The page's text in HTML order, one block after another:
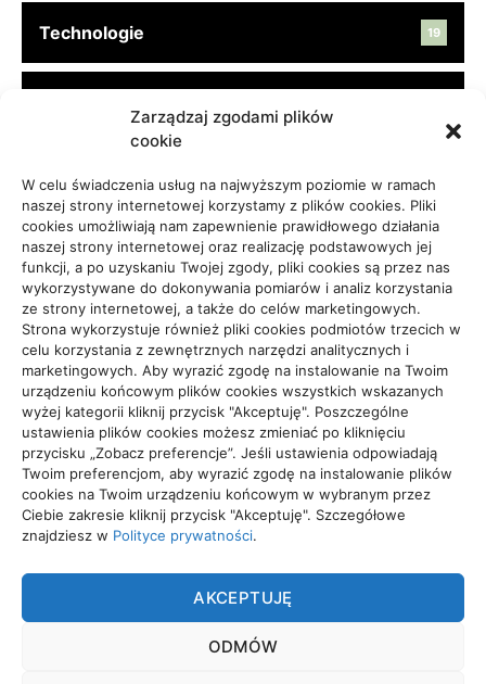
Zarządzaj zgodami plików
cookie
W celu świadczenia usług na najwyższym poziomie w ramach
naszej strony internetowej korzystamy z plików cookies. Pliki
cookies umożliwiają nam zapewnienie prawidłowego działania
naszej strony internetowej oraz realizację podstawowych jej
funkcji, a po uzyskaniu Twojej zgody, pliki cookies są przez nas
wykorzystywane do dokonywania pomiarów i analiz korzystania
ze strony internetowej, a także do celów marketingowych.
Strona wykorzystuje również pliki cookies podmiotów trzecich w
celu korzystania z zewnętrznych narzędzi analitycznych i
marketingowych. Aby wyrazić zgodę na instalowanie na Twoim
urządzeniu końcowym plików cookies wszystkich wskazanych
wyżej kategorii kliknij przycisk "Akceptuję". Poszczególne
ustawienia plików cookies możesz zmieniać po kliknięciu
przycisku „Zobacz preferencje”. Jeśli ustawienia odpowiadają
Twoim preferencjom, aby wyrazić zgodę na instalowanie plików
cookies na Twoim urządzeniu końcowym w wybranym przez
Ciebie zakresie kliknij przycisk "Akceptuję". Szczegółowe
znajdziesz w Polityce prywatności.
AKCEPTUJĘ
ODMÓW
Technologie 19
Zdrowie, Medycyna 108
Projekty domów Rzeszów
wizytówki nap
TRADE
Trade. Grupa tworząca wyjątkowe treści.